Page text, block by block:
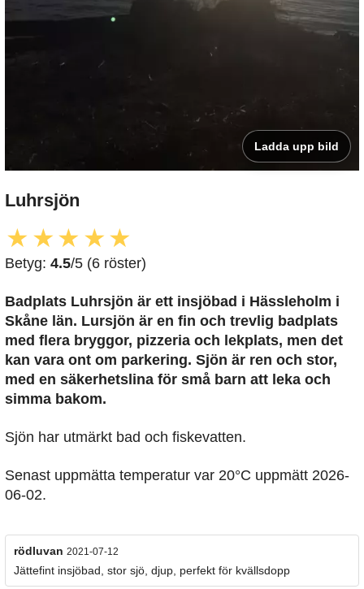
Ladda upp bild
Luhrsjön
★ ★★ ★★
Betyg: 4.5/5 (6 röster)
Badplats Luhrsjön är ett insjöbad i Hässleholm i
Skåne län. Lursjön är en fin och trevlig badplats
med flera bryggor, pizzeria och lekplats, men det
kan vara ont om parkering. Sjön är ren och stor,
med en säkerhetslina för små barn att leka och
simma bakom.
Sjön har utmärkt bad och fiskevatten.
Senast uppmätta temperatur var 20°C uppmätt 2026-
06-02.
rödluvan 2021-07-12
Jättefint insjöbad, stor sjö, djup, perfekt för kvällsdopp